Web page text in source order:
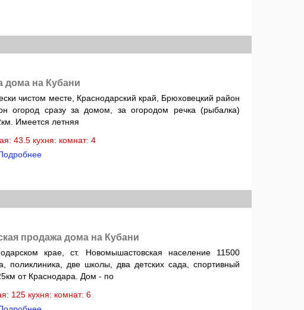
дома на Кубани
чистом месте, Краснодарский край, Брюховецкий район
огород сразу за домом, за огородом речка (рыбалка)
Имеется летняя
43.5 кухня: комнат: 4
продажа дома на Кубани
крае, ст. Новомышастовская население 11500
поликлиника, две школы, два детских сада, спортивный
от Краснодара. Дом - по
125 кухня: комнат: 6